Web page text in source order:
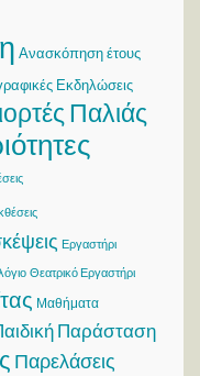
Ανασκόπηση έτους
Εκδηλώσεις
Παλιάς
Εργαστήρι
Θεατρικό Εργαστήρι
Μαθήματα
Παράσταση
Παρελάσεις